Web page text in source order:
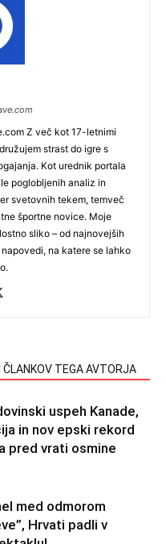
Z več kot 17-letnimi
strast do igre s
Kot urednik portala
poglobljenih analiz in
svetovnih tekem, temveč
športne novice. Moje
sliko – od najnovejših
na katere se lahko
ČLANKOV TEGA AVTORJA
uspeh Kanade,
in nov epski rekord
pred vrati osmine
med odmorom
Hrvati padli v